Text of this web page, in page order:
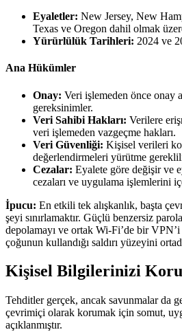
Eyaletler: New Jersey, New
Texas ve Oregon dahil olmak
Yürürlülük Tarihleri: 2024 ve
Ana Hükümler
Onay: Veri işlemeden önce onay
gereksinimler.
Veri Sahibi Hakları: Verilere
veri işlemeden vazgeçme hakları.
Veri Güvenliği: Kişisel verileri
değerlendirmeleri yürütme
Cezalar: Eyalete göre değişir ve
cezaları ve uygulama işlemlerini
İpucu: En etkili tek alışkanlık, başta
şeyi sınırlamaktır. Güçlü benzersiz
depolamayı ve ortak Wi-Fi’de bir
çoğunun kullandığı saldırı yüzeyini
Kişisel Bilgilerinizi
Tehditler gerçek, ancak savunmalar da
çevrimiçi olarak korumak için somut,
açıklanmıştır.